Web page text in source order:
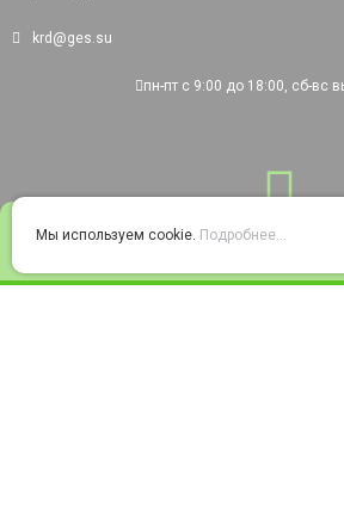
Войти
krd@ges.su
пн-пт с 9:00 до 18:00, сб-вс
Мы используем cookie. Подробнее...